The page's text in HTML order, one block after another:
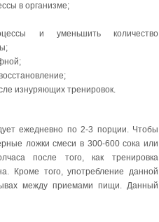
в организме;
и уменьшить количество
изнуряющих тренировок.
ежедневно по 2-3 порции. Чтобы
ложки смеси в 300-600 сока или
после того, как тренировка
Кроме того, употребление данной
между приемами пищи. Данный